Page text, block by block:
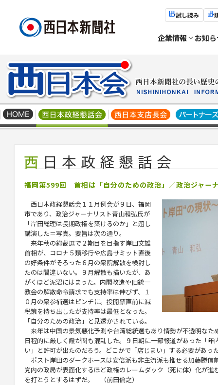
試し読み
企業情報 お知
福岡第599回 首相は「自分のための政治」／政治ジャー
西日本政経懇話会１１月例会が９日、福岡
市であり、政治ジャーナリスト青山和弘氏が
「岸田総理は長期政権を築けるのか」と題し
講演した＝写真。要旨は次の通り。
来年秋の総裁選で２期目を目指す岸田文雄
首相が、コロナ５類移行や広島サミット直後
の好条件がそろった６月の衆院解散を検討し
たのは間違いない。９月解散も描いたが、あ
がくほど泥沼にはまった。内閣改造や旧統一
教会の解散命令請求でも支持率は伸びず、１
０月の衆参補選はピンチに。投開票直前に減
税策を持ち出したが支持率は最低となった。
「自分のための政治」と見透かされている。
来年は中国の景気悪化予測や台湾総統選もあり情勢が不透明なた
日程的に厳しく霞が関も混乱した。９日朝に一部報道があった「
い」と許可が出たのだろう。どこかで「店じまい」する必要があっ
ポスト岸田のダークホースは安倍派も非主流派も推せる加藤勝信
党内の政局が表面化するほど政権のレームダック（死に体）化が
を打とうとするはずだ。 （前田倫之）